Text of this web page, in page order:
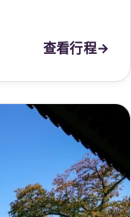
查看行程→